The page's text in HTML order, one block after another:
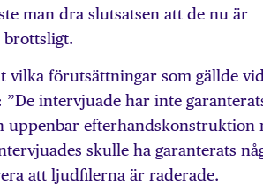
man dra slutsatsen att de nu är
brottsligt.
vilka förutsättningar som gällde vid
intervjuade har inte
uppenbar efterhandskonstruktion
skulle ha garanterats
att ljudfilerna är raderade.